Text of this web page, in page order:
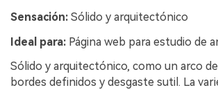
Sensación: Sólido y arquitectónico
Ideal para: Página web para estudio de
Sólido y arquitectónico, como un arco
bordes definidos y desgaste sutil. La